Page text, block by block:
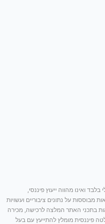
ואינו מהווה ייעוץ פיננסי,
מבוססות על נתונים ציבוריים ועשויות
בתכני האתר המלצה לרכישה, מכירה
פיננסית מומלץ להתייעץ עם בעל